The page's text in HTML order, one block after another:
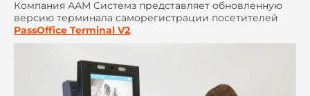
Компания ААМ Системз представляет обновленную
версию терминала саморегистрации посетителей
PassOffice Terminal V2.